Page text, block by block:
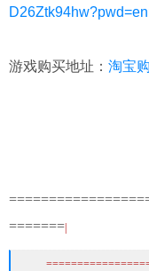
游戏购买地址： 淘宝
=======